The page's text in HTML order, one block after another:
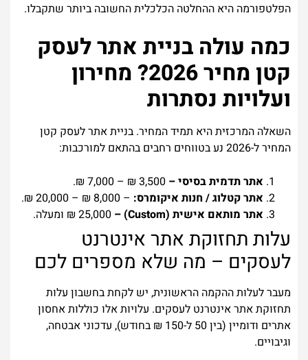
הפלטפורמה היא ההחלטה הכלכלית החשובה ביותר שתקבלו.
כמה עולה בניית אתר לעסק
קטן מחיר 2026? מחירון
ועלויות נסתרות
השאלה המרכזית היא תמיד המחיר. בניית אתר לעסק קטן
המחיר ל-2026 נע בטווחים רחבים בהתאם למורכבות:
אתר תדמית בסיסי –
אתר קטלוג / חנות איקומרס: – 8,000 ₪ – 20,000 ₪.
אתר מותאם אישית (Custom) –
עלות תחזוקת אתר אינטרנט
לעסקים – מה שלא מספרים לכם
מעבר לעלות ההקמה הראשונית, יש לקחת בחשבון עלות
תחזוקת אתר אינטרנט לעסקים. עלויות אלו כוללות אחסון
אתרים ודומיין (בין 50 ל-150 ₪ בחודש), עדכוני אבטחה,
וגיבויים.